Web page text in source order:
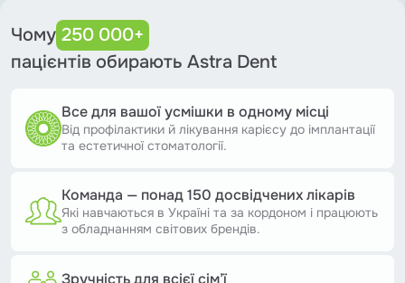
Чому 250 000+
пацієнтів обирають Astra Dent
Все для вашої усмішки в одному місці
Від профілактики й лікування карієсу до імплантації
та естетичної стоматології.
Команда — понад 150 досвідчених лікарів
Які навчаються в Україні та за кордоном і працюють
з обладнанням світових брендів.
Зручність для всієї сім’ї